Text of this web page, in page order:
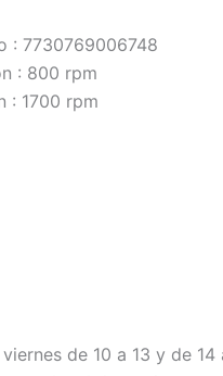
: 7730769006748
: 800 rpm
: 1700 rpm
de 10 a 13 y de 14